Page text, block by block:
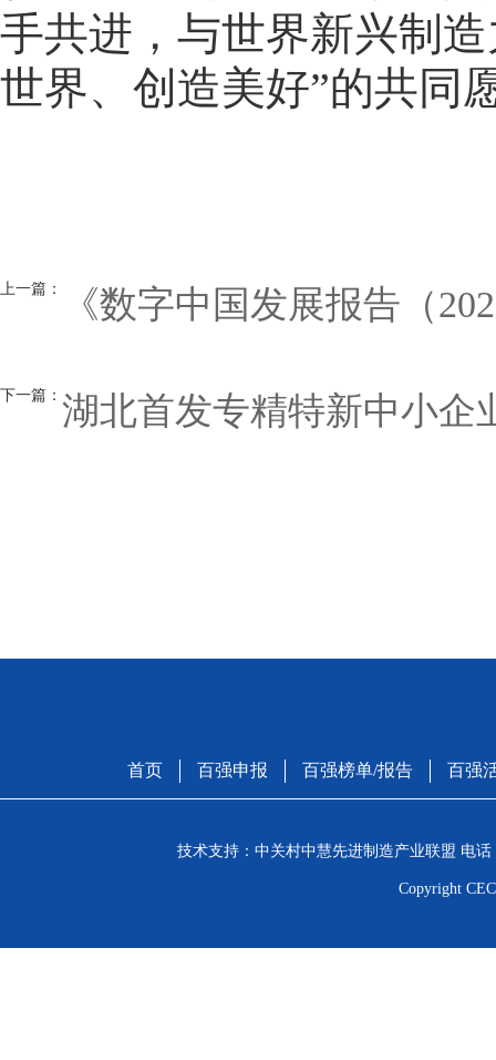
手共进，与世界新兴制
世界、创造美好”的共同
上一篇： 《数字中国发展报告（
下一篇： 湖北首发专精特新中小企
首页 百强申报 百强榜单/报告 百强
技术支持：中关村中慧先进制造产业联盟 电
Copyright